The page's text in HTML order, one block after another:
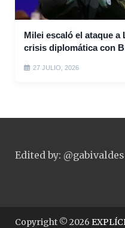
Milei escaló el ataque
crisis diplomática con
27 JULIO, 2026
Edited by:
Copyright © 2026